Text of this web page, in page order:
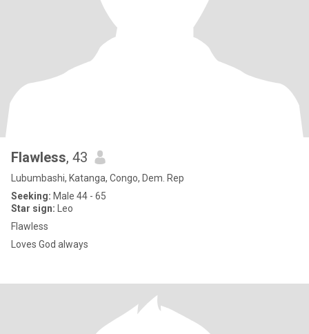
Flawless, 43
Lubumbashi, Katanga, Congo, Dem. Rep
Seeking: Male 44 - 65
Star sign: Leo
Flawless
Loves God always